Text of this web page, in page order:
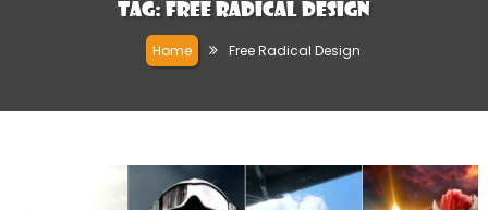
Tag: Free Radical Design
Home Free Radical Design